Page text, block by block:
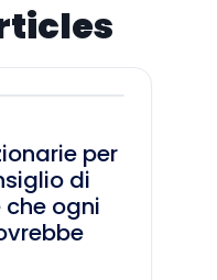
per
di
ogni